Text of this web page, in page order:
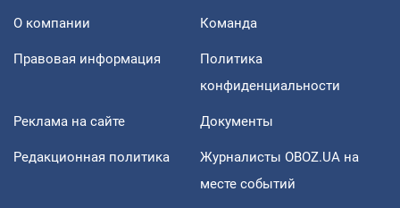
О компании Команда
Правовая информация
Политика
конфиденциальности
Реклама на сайте Документы
Редакционная политика
Журналисты OBOZ.UA на
месте событий